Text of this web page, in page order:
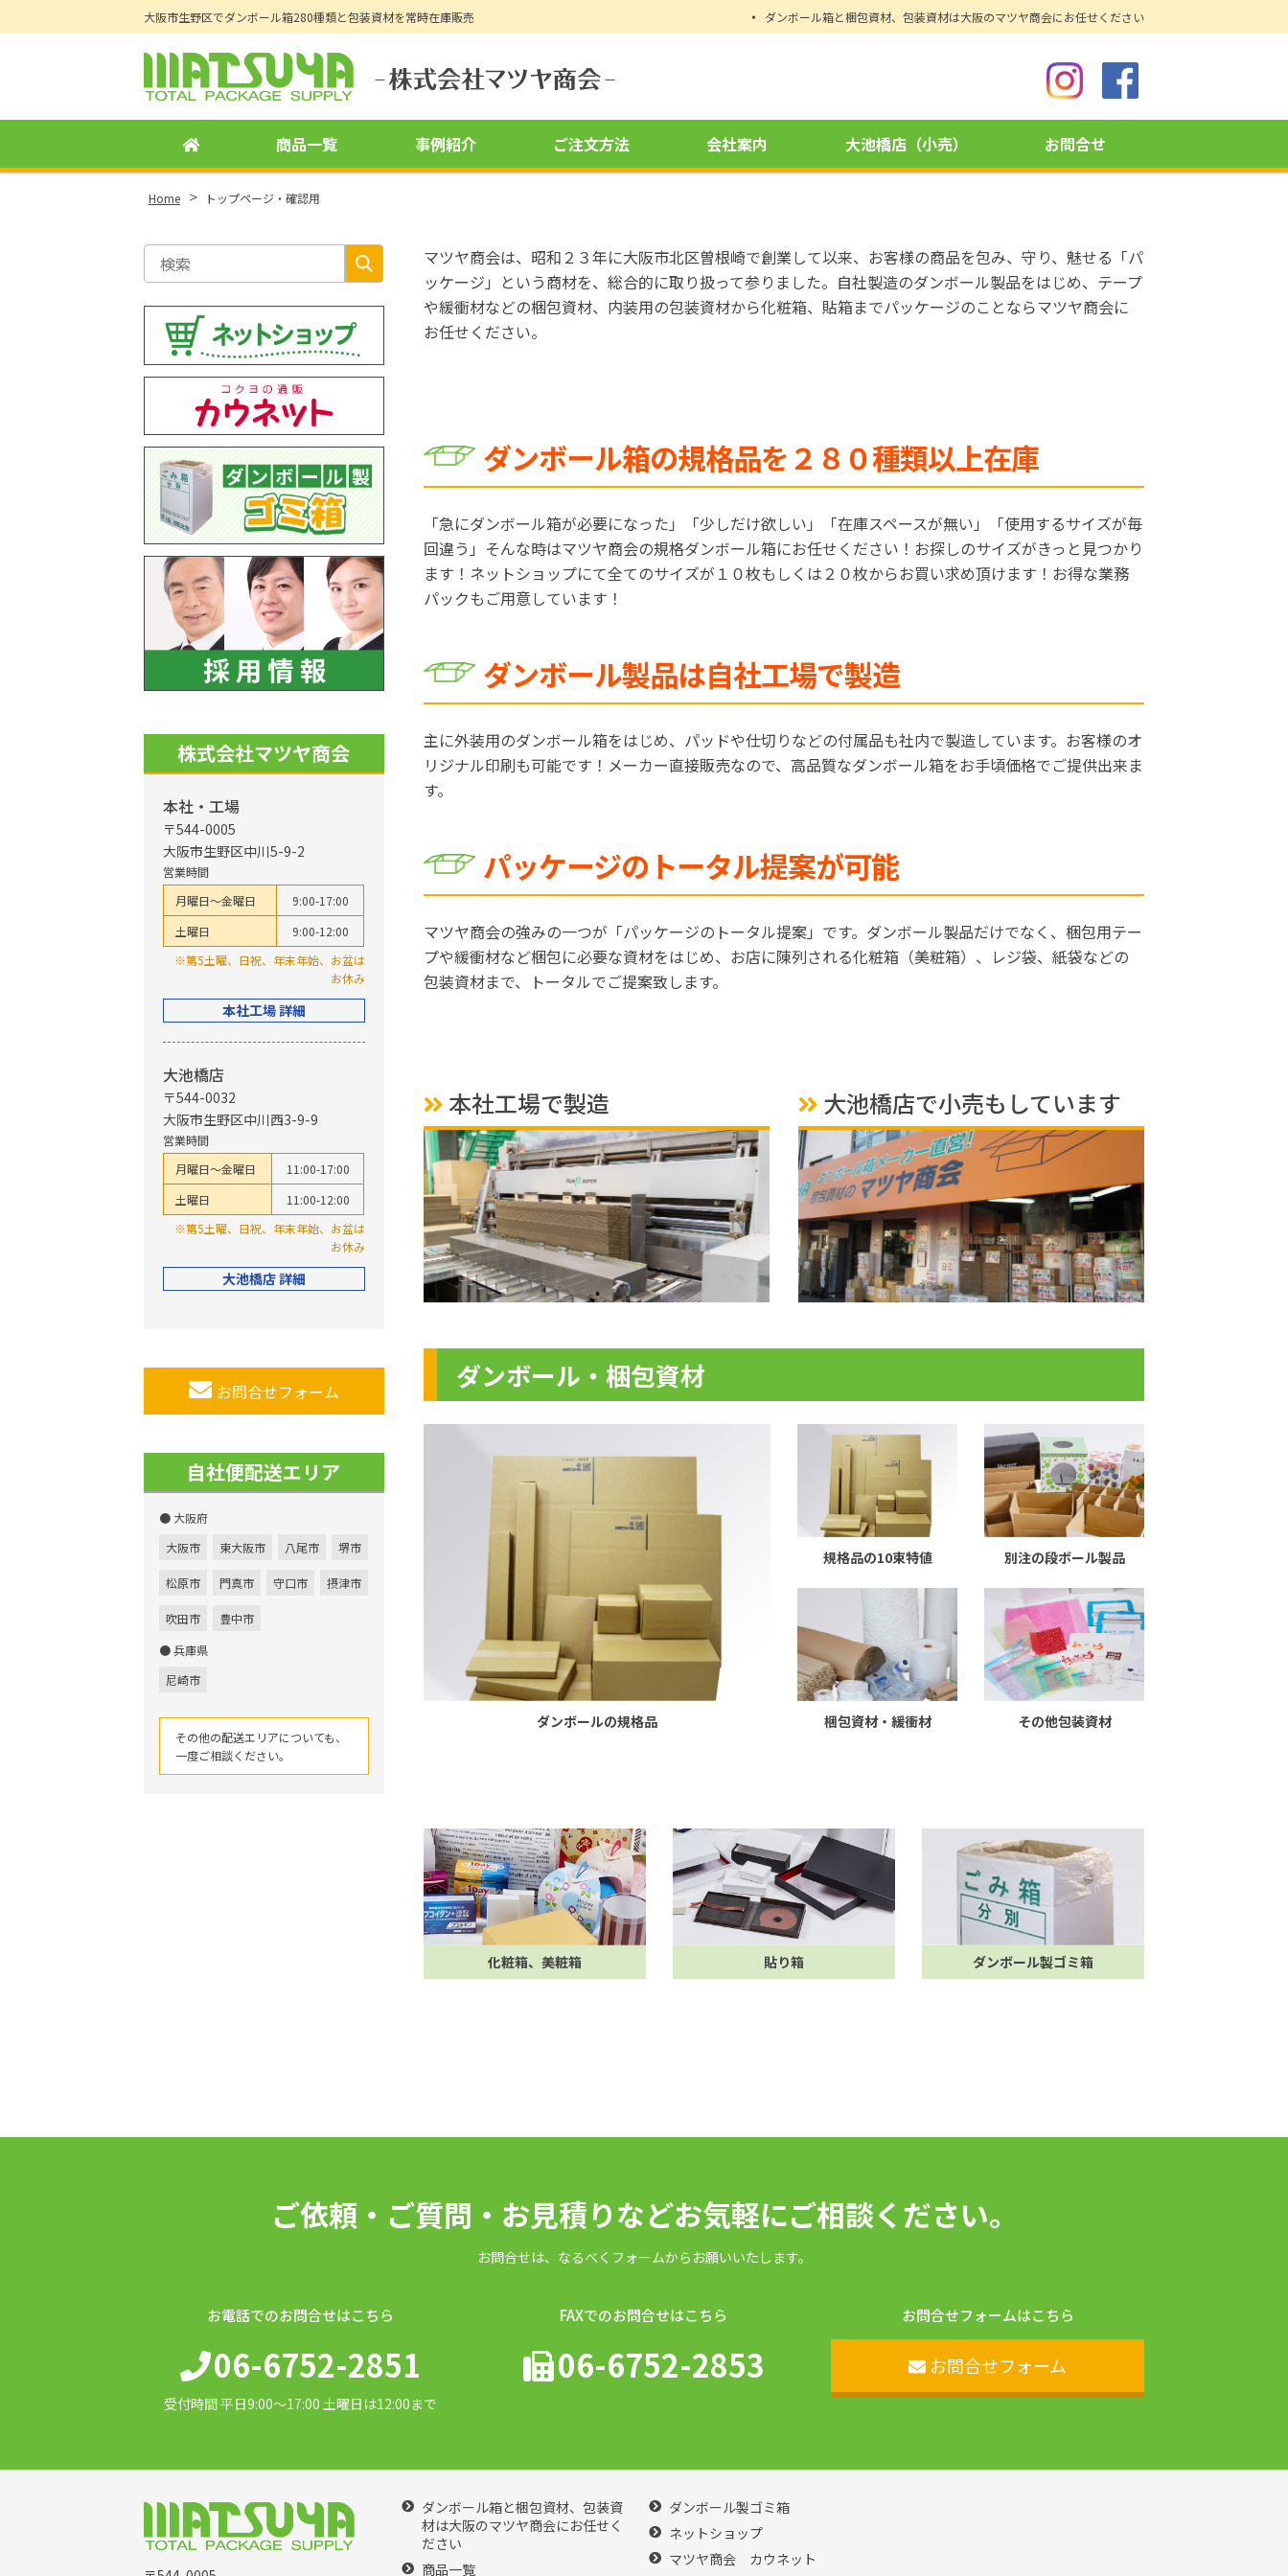
大阪市生野区でダンボール箱280種類と包装資材を常時在庫販売 ダンボール箱と梱包資材、包装資材は大阪のマツヤ商会にお任せください
商品一覧 事例紹介 ご注文方法 会社案内 大池橋店（小売） お問合せ
Home > トップページ・確認用
マツヤ商会は、昭和２３年に大阪市北区曽根崎で創業して以来、お客様の商品を包み、守り、魅せる「パ
ッケージ」という商材を、総合的に取り扱って参りました。自社製造のダンボール製品をはじめ、テープ
や緩衝材などの梱包資材、内装用の包装資材から化粧箱、貼箱までパッケージのことならマツヤ商会に
お任せください。
ダンボール箱の規格品を２８０種類以上在庫
「急にダンボール箱が必要になった」「少しだけ欲しい」「在庫スペースが無い」「使用するサイズが毎
回違う」そんな時はマツヤ商会の規格ダンボール箱にお任せください！お探しのサイズがきっと見つかり
ます！ネットショップにて全てのサイズが１０枚もしくは２０枚からお買い求め頂けます！お得な業務
パックもご用意しています！
ダンボール製品は自社工場で製造
主に外装用のダンボール箱をはじめ、パッドや仕切りなどの付属品も社内で製造しています。お客様のオ
リジナル印刷も可能です！メーカー直接販売なので、高品質なダンボール箱をお手頃価格でご提供出来ま
す。
パッケージのトータル提案が可能
マツヤ商会の強みの一つが「パッケージのトータル提案」です。ダンボール製品だけでなく、梱包用テー
プや緩衝材など梱包に必要な資材をはじめ、お店に陳列される化粧箱（美粧箱）、レジ袋、紙袋などの
包装資材まで、トータルでご提案致します。
本社工場で製造 大池橋店で小売もしています
ダンボール・梱包資材
ダンボールの規格品
規格品の10束特値 別注の段ボール製品
梱包資材・緩衝材 その他包装資材
化粧箱、美粧箱 貼り箱 ダンボール製ゴミ箱
株式会社マツヤ商会
本社・工場
〒544-0005
大阪市生野区中川5-9-2
営業時間
月曜日～金曜日
9:00-17:00
土曜日
9:00-12:00
※第5土曜、日祝、年末年始、お盆は
お休み
本社工場 詳細
大池橋店
〒544-0032
大阪市生野区中川西3-9-9
営業時間
月曜日～金曜日
11:00-17:00
土曜日
11:00-12:00
※第5土曜、日祝、年末年始、お盆は
お休み
大池橋店 詳細
お問合せフォーム
自社便配送エリア
● 大阪府
大阪市
東大阪市 八尾市 堺市
松原市 門真市 守口市 摂津市
吹田市
豊中市
● 兵庫県
尼崎市
その他の配送エリアについても、
一度ご相談ください。
ご依頼・ご質問・お見積りなどお気軽にご相談ください。
お問合せは、なるべくフォームからお願いいたします。
お電話でのお問合せはこちら
06-6752-2851
受付時間 平日9:00〜17:00 土曜日は12:00まで
FAXでのお問合せはこちら
06-6752-2853
お問合せフォームはこちら
お問合せフォーム
ダンボール箱と梱包資材、包装資
材は大阪のマツヤ商会にお任せく
ださい
商品一覧
ダンボール製ゴミ箱
ネットショップ
マツヤ商会 カウネット